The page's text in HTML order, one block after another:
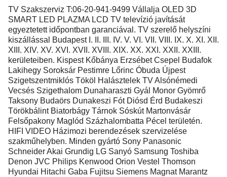
TV Szakszerviz T:06-20-941-9499 Vállalja OLED 3D
SMART LED PLAZMA LCD TV televízió javítását
egyeztetett időpontban garanciával. TV szerelő helyszíni
kiszállással Budapest I. II. III. IV. V. VI. VII. VIII. IX. X. XI. XII.
XIII. XIV. XV. XVI. XVII. XVIII. XIX. XX. XXI. XXII. XXIII.
kerületeiben. Kispest Kőbánya Erzsébet Csepel Budafok
Lakihegy Soroksár Pestimre Lőrinc Óbuda Újpest
Szigetszentmiklós Tököl Halásztelek TV Alsónémedi
Vecsés Szigethalom Dunaharaszti Gyál Monor Gyömrő
Taksony Budaörs Dunakeszi Fót Diósd Érd Budakeszi
Törökbálint Biatorbágy Tárnok Sóskút Martonvásár
Felsőpakony Maglód Százhalombatta Pécel területén.
HIFI VIDEO Házimozi berendezések szervizelése
szakműhelyben. Minden gyártó Sony Panasonic
Schneider Akai Grundig LG Sanyó Samsung Toshiba
Denon JVC Philips Kenwood Orion Vestel Thomson
Hyundai Hitachi Gaba Fujitsu Siemens Magnat Marantz